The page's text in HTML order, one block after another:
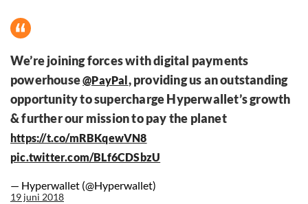
We’re joining forces with digital payments
powerhouse@PayPal , providing us an outstanding
opportunity to supercharge Hyperwallet’s growth
& further our mission to pay the planet
https://t.co/mRBKqewVN8
pic.twitter.com/BLf6CDSbzU
— Hyperwallet (@Hyperwallet)
19 juni 2018